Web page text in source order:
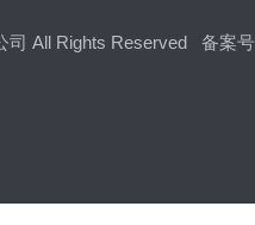
司 All Rights Reserved 备案